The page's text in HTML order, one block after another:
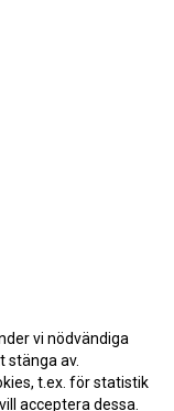
vi nödvändiga
stänga av.
t.ex. för statistik
acceptera dessa.